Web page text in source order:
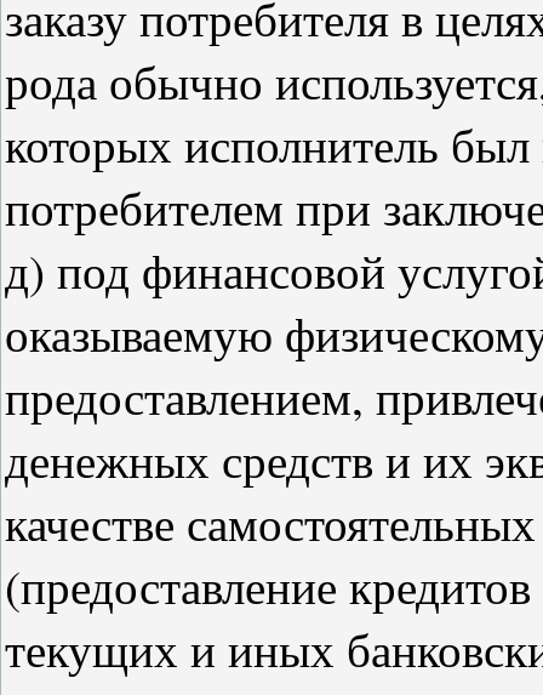
заказу потребителя в
рода обычно
которых исполнитель был
потребителем при
д) под финансовой
оказываемую
предоставлением,
денежных средств и их
качестве
(предоставление
текущих и иных